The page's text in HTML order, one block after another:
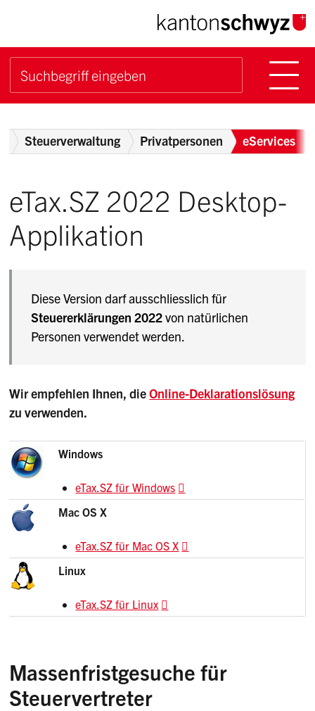
Navigieren im Kanton
Schnellnavigation
Suchbegriff
Breadcrumb
Steuerverwaltung Privatpersonen eServices
eTax.SZ 2022 Desktop-
Applikation
Diese Version darf ausschliesslich für
Steuererklärungen 2022von natürlichen
Personen verwendet werden.
Wir empfehlen Ihnen, dieOnline-Deklarationslösung
zu verwenden.
Windows
eTax.SZ für Windows
Mac OS X
eTax.SZ für Mac OS X
Linux
eTax.SZ für Linux
Massenfristgesuche für
Steuervertreter